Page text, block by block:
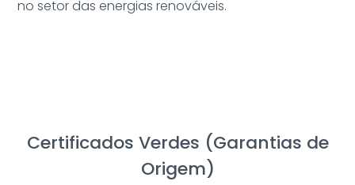
no setor das energias renováveis.
Certificados Verdes (Garantias de
Origem)